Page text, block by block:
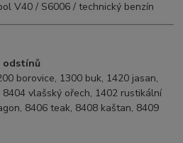
V40 / S6006 / technický benzín
odstínů
borovice, 1300 buk, 1420 jasan,
vlašský ořech, 1402 rustikální
8406 teak, 8408 kaštan, 8409